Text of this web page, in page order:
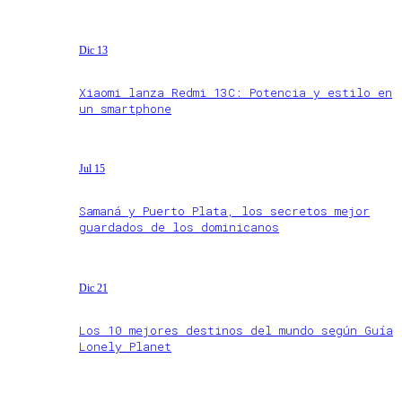
Dic 13
Xiaomi lanza Redmi 13C: Potencia y estilo en
un smartphone
Jul 15
Samaná y Puerto Plata, los secretos mejor
guardados de los dominicanos
Dic 21
Los 10 mejores destinos del mundo según Guía
Lonely Planet